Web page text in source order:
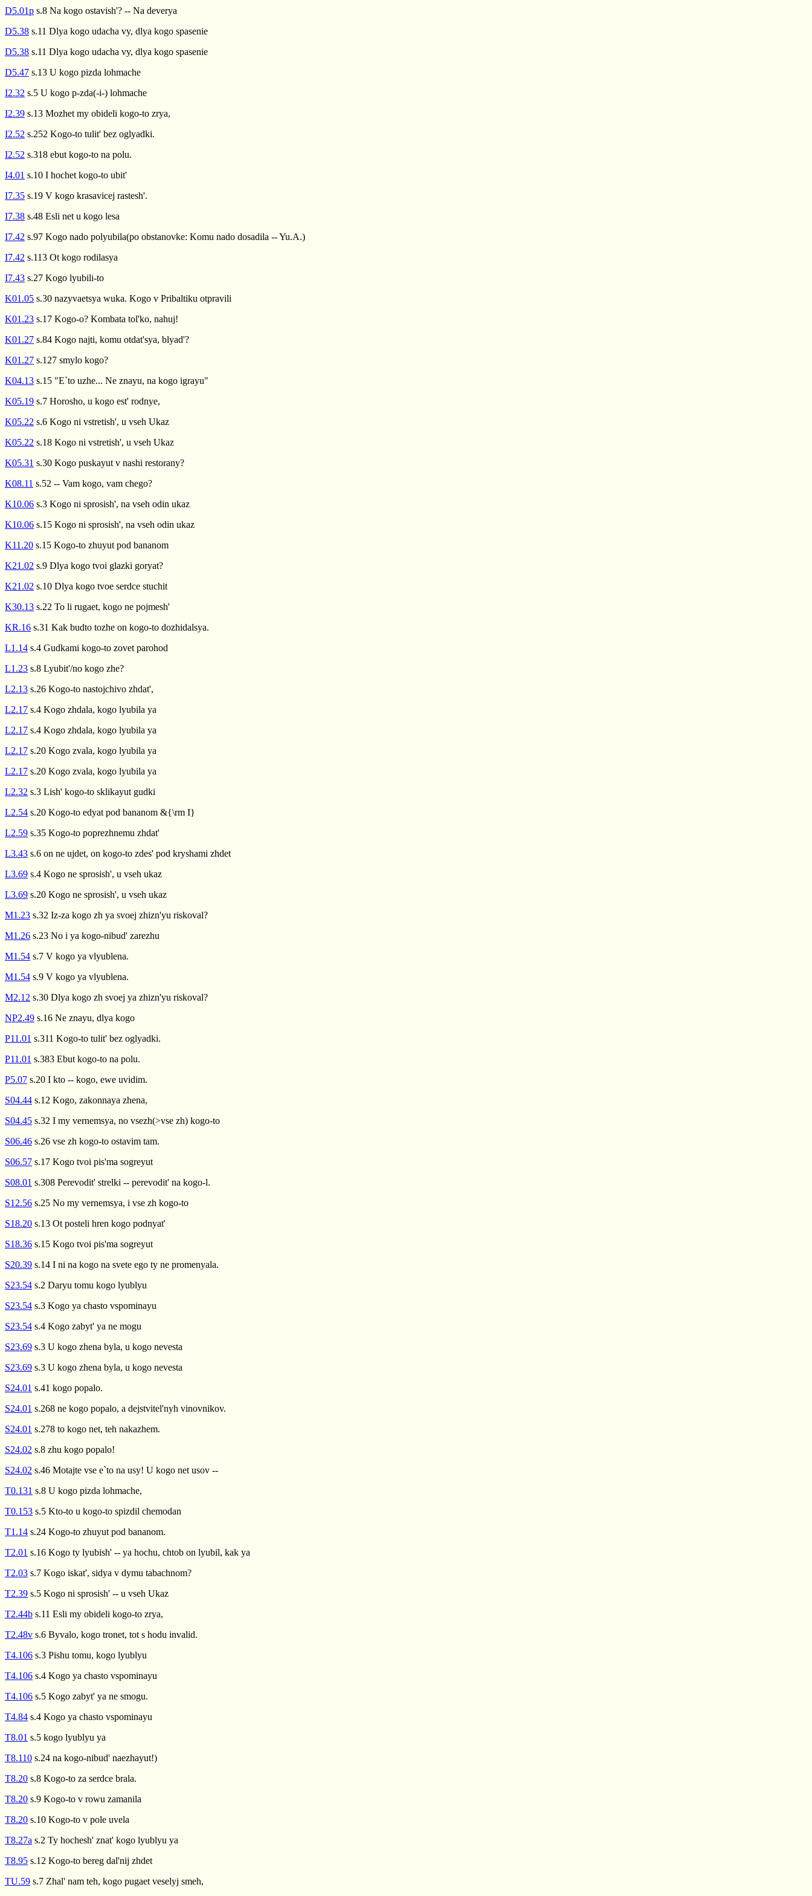
D5.01p s.8 Na kogo ostavish'? -- Na deverya
D5.38 s.11 Dlya kogo udacha vy, dlya kogo spasenie
D5.38 s.11 Dlya kogo udacha vy, dlya kogo spasenie
D5.47 s.13 U kogo pizda lohmache
I2.32 s.5 U kogo p-zda(-i-) lohmache
I2.39 s.13 Mozhet my obideli kogo-to zrya,
I2.52 s.252 Kogo-to tulit' bez oglyadki.
I2.52 s.318 ebut kogo-to na polu.
I4.01 s.10 I hochet kogo-to ubit'
I7.35 s.19 V kogo krasavicej rastesh'.
I7.38 s.48 Esli net u kogo lesa
I7.42 s.97 Kogo nado polyubila(po obstanovke: Komu nado dosadila -- Yu.A.)
I7.42 s.113 Ot kogo rodilasya
I7.43 s.27 Kogo lyubili-to
K01.05 s.30 nazyvaetsya wuka. Kogo v Pribaltiku otpravili
K01.23 s.17 Kogo-o? Kombata tol'ko, nahuj!
K01.27 s.84 Kogo najti, komu otdat'sya, blyad'?
K01.27 s.127 smylo kogo?
K04.13 s.15 "E`to uzhe... Ne znayu, na kogo igrayu"
K05.19 s.7 Horosho, u kogo est' rodnye,
K05.22 s.6 Kogo ni vstretish', u vseh Ukaz
K05.22 s.18 Kogo ni vstretish', u vseh Ukaz
K05.31 s.30 Kogo puskayut v nashi restorany?
K08.11 s.52 -- Vam kogo, vam chego?
K10.06 s.3 Kogo ni sprosish', na vseh odin ukaz
K10.06 s.15 Kogo ni sprosish', na vseh odin ukaz
K11.20 s.15 Kogo-to zhuyut pod bananom
K21.02 s.9 Dlya kogo tvoi glazki goryat?
K21.02 s.10 Dlya kogo tvoe serdce stuchit
K30.13 s.22 To li rugaet, kogo ne pojmesh'
KR.16 s.31 Kak budto tozhe on kogo-to dozhidalsya.
L1.14 s.4 Gudkami kogo-to zovet parohod
L1.23 s.8 Lyubit'/no kogo zhe?
L2.13 s.26 Kogo-to nastojchivo zhdat',
L2.17 s.4 Kogo zhdala, kogo lyubila ya
L2.17 s.4 Kogo zhdala, kogo lyubila ya
L2.17 s.20 Kogo zvala, kogo lyubila ya
L2.17 s.20 Kogo zvala, kogo lyubila ya
L2.32 s.3 Lish' kogo-to sklikayut gudki
L2.54 s.20 Kogo-to edyat pod bananom &{\rm I}
L2.59 s.35 Kogo-to poprezhnemu zhdat'
L3.43 s.6 on ne ujdet, on kogo-to zdes' pod kryshami zhdet
L3.69 s.4 Kogo ne sprosish', u vseh ukaz
L3.69 s.20 Kogo ne sprosish', u vseh ukaz
M1.23 s.32 Iz-za kogo zh ya svoej zhizn'yu riskoval?
M1.26 s.23 No i ya kogo-nibud' zarezhu
M1.54 s.7 V kogo ya vlyublena.
M1.54 s.9 V kogo ya vlyublena.
M2.12 s.30 Dlya kogo zh svoej ya zhizn'yu riskoval?
NP2.49 s.16 Ne znayu, dlya kogo
P11.01 s.311 Kogo-to tulit' bez oglyadki.
P11.01 s.383 Ebut kogo-to na polu.
P5.07 s.20 I kto -- kogo, ewe uvidim.
S04.44 s.12 Kogo, zakonnaya zhena,
S04.45 s.32 I my vernemsya, no vsezh(>vse zh) kogo-to
S06.46 s.26 vse zh kogo-to ostavim tam.
S06.57 s.17 Kogo tvoi pis'ma sogreyut
S08.01 s.308 Perevodit' strelki -- perevodit' na kogo-l.
S12.56 s.25 No my vernemsya, i vse zh kogo-to
S18.20 s.13 Ot posteli hren kogo podnyat'
S18.36 s.15 Kogo tvoi pis'ma sogreyut
S20.39 s.14 I ni na kogo na svete ego ty ne promenyala.
S23.54 s.2 Daryu tomu kogo lyublyu
S23.54 s.3 Kogo ya chasto vspominayu
S23.54 s.4 Kogo zabyt' ya ne mogu
S23.69 s.3 U kogo zhena byla, u kogo nevesta
S23.69 s.3 U kogo zhena byla, u kogo nevesta
S24.01 s.41 kogo popalo.
S24.01 s.268 ne kogo popalo, a dejstvitel'nyh vinovnikov.
S24.01 s.278 to kogo net, teh nakazhem.
S24.02 s.8 zhu kogo popalo!
S24.02 s.46 Motajte vse e`to na usy! U kogo net usov --
T0.131 s.8 U kogo pizda lohmache,
T0.153 s.5 Kto-to u kogo-to spizdil chemodan
T1.14 s.24 Kogo-to zhuyut pod bananom.
T2.01 s.16 Kogo ty lyubish' -- ya hochu, chtob on lyubil, kak ya
T2.03 s.7 Kogo iskat', sidya v dymu tabachnom?
T2.39 s.5 Kogo ni sprosish' -- u vseh Ukaz
T2.44b s.11 Esli my obideli kogo-to zrya,
T2.48v s.6 Byvalo, kogo tronet, tot s hodu invalid.
T4.106 s.3 Pishu tomu, kogo lyublyu
T4.106 s.4 Kogo ya chasto vspominayu
T4.106 s.5 Kogo zabyt' ya ne smogu.
T4.84 s.4 Kogo ya chasto vspominayu
T8.01 s.5 kogo lyublyu ya
T8.110 s.24 na kogo-nibud' naezhayut!)
T8.20 s.8 Kogo-to za serdce brala.
T8.20 s.9 Kogo-to v rowu zamanila
T8.20 s.10 Kogo-to v pole uvela
T8.27a s.2 Ty hochesh' znat' kogo lyublyu ya
T8.95 s.12 Kogo-to bereg dal'nij zhdet
TU.59 s.7 Zhal' nam teh, kogo pugaet veselyj smeh,